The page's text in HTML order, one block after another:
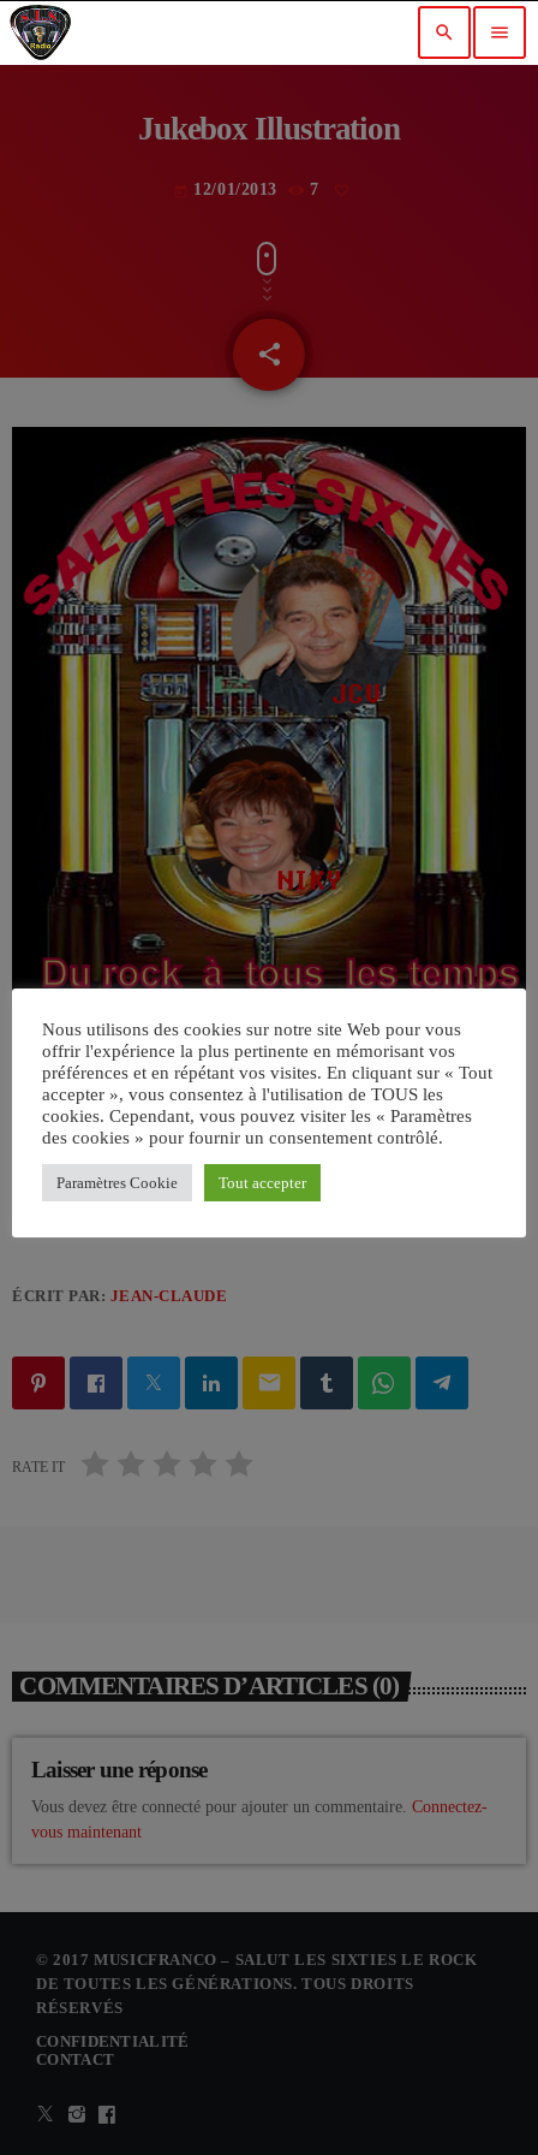
search menu
Jukebox Illustration
12/01/2013 7
share
email
Generic Luxury Sedan Stock Image by KHI,Inc.
ÉCRIT PAR: JEAN-CLAUDE
email
RATE IT
COMMENTAIRES D’ARTICLES (0)
Laisser une réponse
Vous devez être connecté pour ajouter un commentaire. Connectez-
vous maintenant
© 2017 MUSICFRANCO – SALUT LES SIXTIES LE ROCK
DE TOUTES LES GÉNÉRATIONS. TOUS DROITS
RÉSERVÉS
CONFIDENTIALITÉ
CONTACT
Nous utilisons des cookies sur notre site Web pour vous
offrir l'expérience la plus pertinente en mémorisant vos
préférences et en répétant vos visites. En cliquant sur « Tout
accepter », vous consentez à l'utilisation de TOUS les
cookies. Cependant, vous pouvez visiter les « Paramètres
des cookies » pour fournir un consentement contrôlé.
Paramètres Cookie Tout accepter